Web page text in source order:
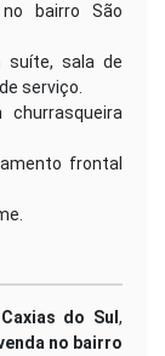
bairro São
suíte, sala de
serviço.
frontal
do Sul ,
no bairro